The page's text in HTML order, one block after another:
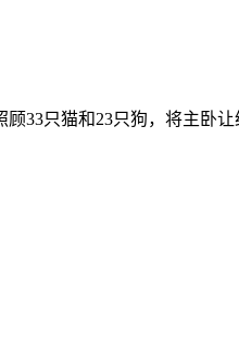
33只猫和23只狗，将主卧